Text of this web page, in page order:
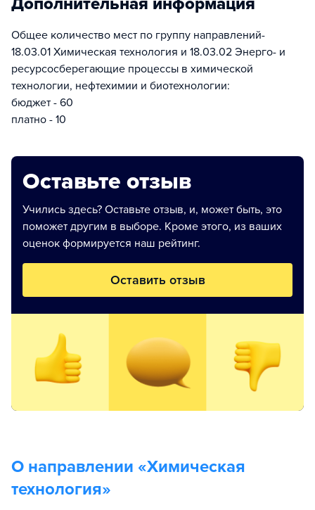
Общее количество мест по группу направлений-
18.03.01 Химическая технология и 18.03.02 Энерго- и
ресурсосберегающие процессы в химической
технологии, нефтехимии и биотехнологии:
бюджет - 60
платно - 10
Оставьте отзыв
Учились здесь? Оставьте отзыв, и, может быть, это
поможет другим в выборе. Кроме этого, из ваших
оценок формируется наш рейтинг.
Оставить отзыв
О направлении «Химическая
технология»